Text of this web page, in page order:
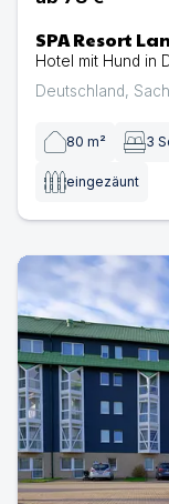
SPA Resort
Hotel mit Hund in
Deutschland,
80 m² 3
eingezäunt
Hotel Kammweg